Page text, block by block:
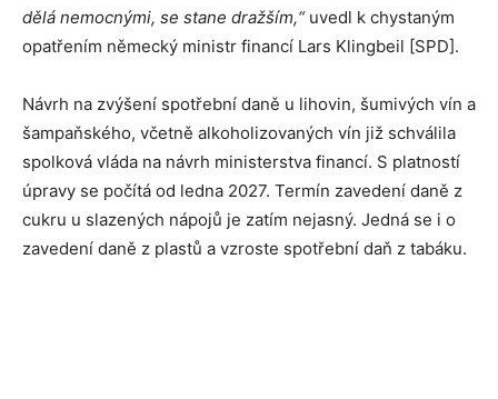
dělá nemocnými, se stane dražším,“ uvedl k chystaným
opatřením německý ministr financí Lars Klingbeil [SPD].
Návrh na zvýšení spotřební daně u lihovin, šumivých vín a
šampaňského, včetně alkoholizovaných vín již schválila
spolková vláda na návrh ministerstva financí. S platností
úpravy se počítá od ledna 2027. Termín zavedení daně z
cukru u slazených nápojů je zatím nejasný. Jedná se i o
zavedení daně z plastů a vzroste spotřební daň z tabáku.